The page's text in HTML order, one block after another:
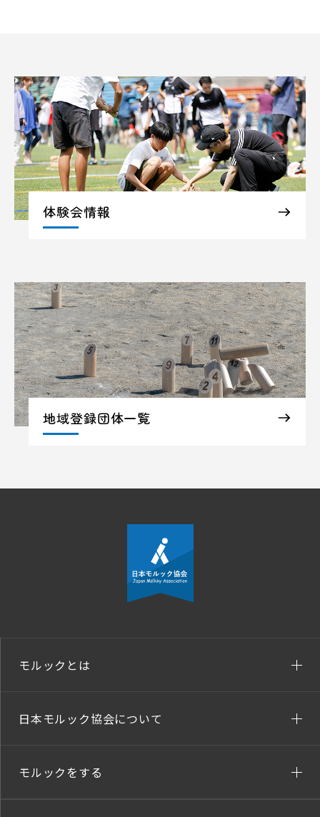
体験会情報
地域登録団体一覧
モルックとは
日本モルック協会について
モルックをする